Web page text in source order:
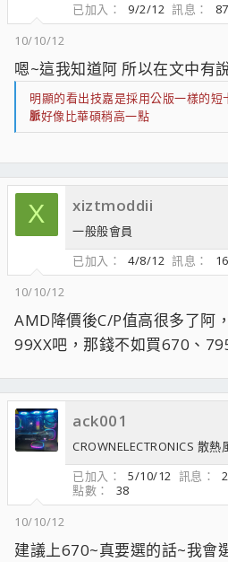
已加入
9/2/12 訊息 87
10/10/12
嗯~這我知道阿 所以在文中有
明顯的看出技嘉是採用公版一樣的
脈好像比華碩稍高一點
X xiztmoddii
一般般會員
已加入
4/8/12 訊息
10/10/12
AMD降價後C/P值高很多了阿
99XX吧，那錢不如買670、
ack001
CROWNELECTRONICS 散熱
已加入
5/10/12 訊息
點數
38
10/10/12
建議上670~真要選的話~我會